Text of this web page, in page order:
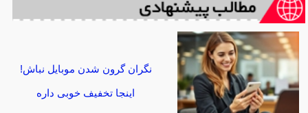
نگران گرون شدن موبایل نباش!
اینجا تخفیف خوبی داره